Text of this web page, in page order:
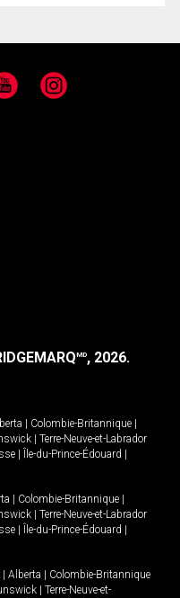
Instagram
MD, 2026.
Colombie-Britannique
Terre-Neuve-et-Labrador
Île-du-Prince-Édouard
Colombie-Britannique
Terre-Neuve-et-Labrador
Île-du-Prince-Édouard
Alberta
Colombie-Britannique
Terre-Neuve-et-